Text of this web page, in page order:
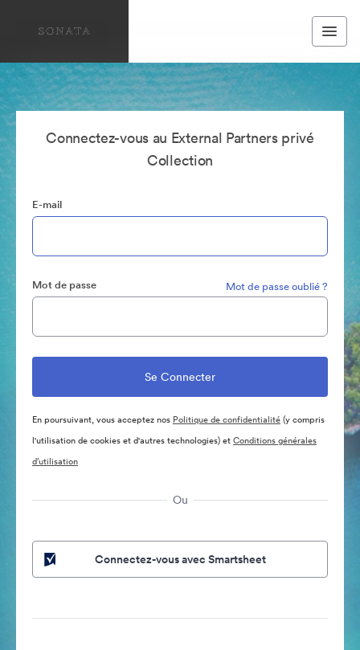
Connectez-vous au External Partners privé
Collection
E-mail
Mot de passe Mot de passe oublié ?
En poursuivant, vous acceptez nos Politique de confidentialité(y compris
l'utilisation de cookies et d'autres technologies) etConditions générales
d’utilisation
Ou
Connectez-vous avec Smartsheet